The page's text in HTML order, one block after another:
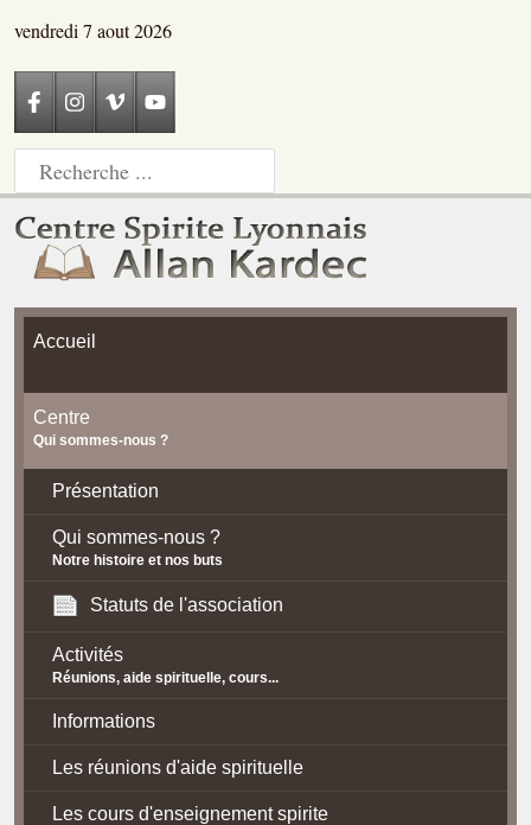
vendredi 7 aout 2026
Accueil
Centre
Qui sommes-nous ?
Présentation
Qui sommes-nous ?
Notre histoire et nos buts
Statuts de l'association
Activités
Réunions, aide spirituelle, cours...
Informations
Les réunions d'aide spirituelle
Les cours d'enseignement spirite